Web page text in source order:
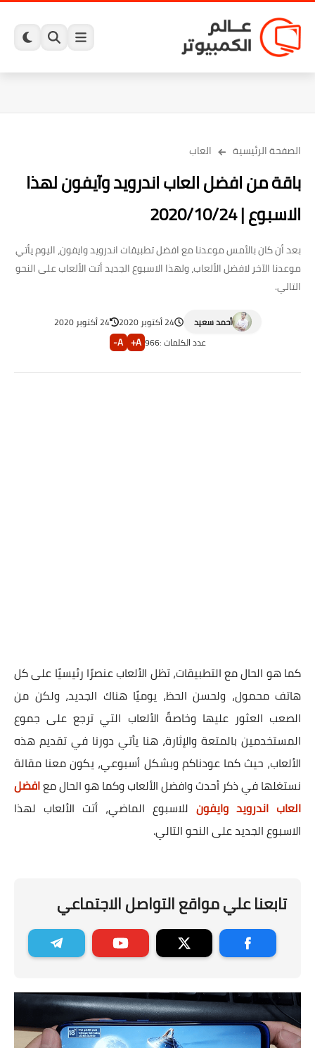
الصفحة الرئيسية العاب
باقة من افضل العاب اندرويد وآيفون لهذا
الاسبوع | 2020/10/24
بعد أن كان بالأمس موعدنا مع افضل تطبيقات اندرويد وايفون، اليوم يأتي
موعدنا الآخر لافضل الألعاب، ولهذا الاسبوع الجديد أتت الألعاب على النحو
التالي.
أحمد سعيد 24 أكتوبر 2020
24 أكتوبر 2020
عدد الكلمات :966
A+
A-
كما هو الحال مع التطبيقات، تظل الألعاب عنصرًا رئيسيًا على كل
هاتف محمول، ولحسن الحظ، يوميًا هناك الجديد، ولكن من
الصعب العثور عليها وخاصةً الألعاب التي ترجع على جموع
المستخدمين بالمتعة والإثارة، هنا يأتي دورنا في تقديم هذه
الألعاب، حيث كما عودناكم وبشكل أسبوعي، يكون معنا مقالة
نستغلها في ذكر أحدث وافضل الألعاب وكما هو الحال معافضل
العاب اندرويد وايفون للاسبوع الماضي، أتت الألعاب لهذا
الاسبوع الجديد على النحو التالي.
تابعنا علي مواقع التواصل الاجتماعي